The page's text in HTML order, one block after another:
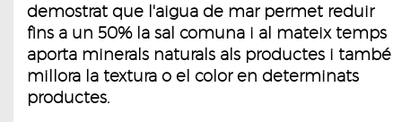
demostrat que l'aigua de mar permet reduir
fins a un 50% la sal comuna i al mateix temps
aporta minerals naturals als productes i també
millora la textura o el color en determinats
productes.